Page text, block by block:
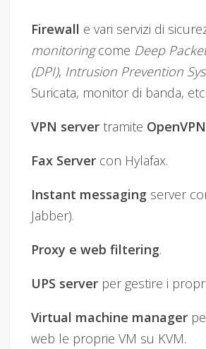
Firewall e vari servizi di
monitoringcome Deep
(DPI), Intrusion Prevention
Suricata, monitor di banda, etc.
VPN server tramite OpenVPN
Fax Server con Hylafax.
Instant messaging server
Jabber).
Proxy e web filtering.
UPS server per gestire i
Virtual machine manager
web le proprie VM su KVM.